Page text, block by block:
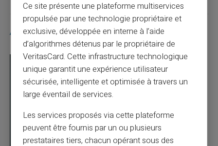
Articles similaires
Ce site présente une plateforme multiservices
propulsée par une technologie propriétaire et
exclusive, développée en interne à l’aide
d’algorithmes détenus par le propriétaire de
VeritasCard. Cette infrastructure technologique
unique garantit une expérience utilisateur
sécurisée, intelligente et optimisée à travers un
large éventail de services.
Les services proposés via cette plateforme
peuvent être fournis par un ou plusieurs
prestataires tiers, chacun opérant sous des